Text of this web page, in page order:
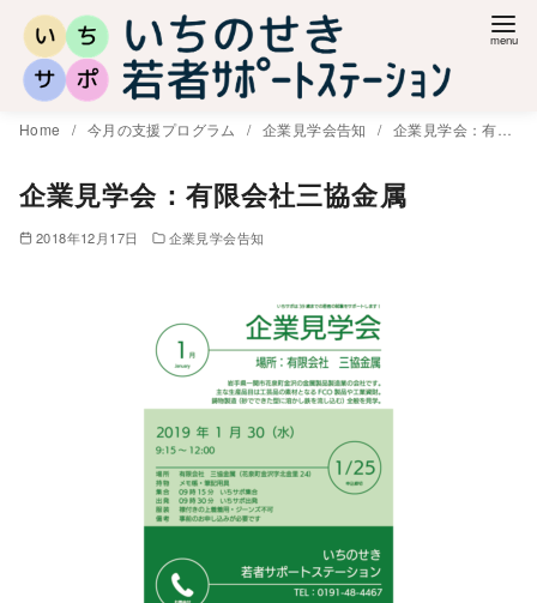
Home 今月の支援プログラム 企業見学会告知 企業見学会：有限会社三協金属
企業見学会：有限会社三協金属
2018年12月17日 企業見学会告知